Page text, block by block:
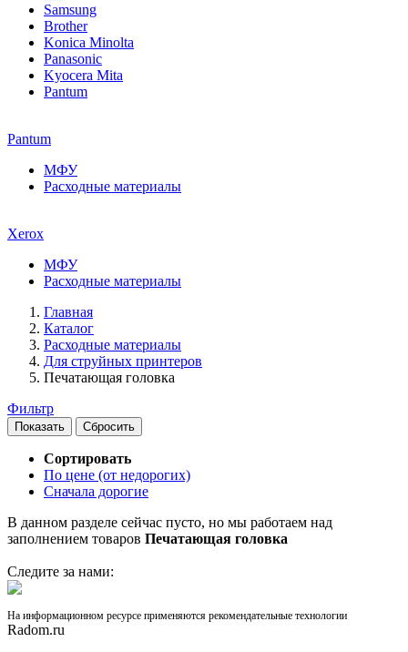
Samsung
Brother
Konica Minolta
Panasonic
Kyocera Mita
Pantum
Pantum
МФУ
Расходные материалы
Xerox
МФУ
Расходные материалы
Главная
Каталог
Расходные материалы
Для струйных принтеров
Печатающая головка
Фильтр
Сортировать
По цене (от недорогих)
Сначала дорогие
В данном разделе сейчас пусто, но мы работаем над
заполнением товаров Печатающая головка
Следите за нами:
На информационном ресурсе применяются рекомендательные технологии
Radom.ru